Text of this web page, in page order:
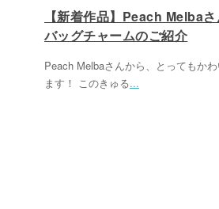
【新着作品】Peach Melba
バッグチャームのご紹介
Peach Melbaさんから、とってもか
ます！ このきゅる...